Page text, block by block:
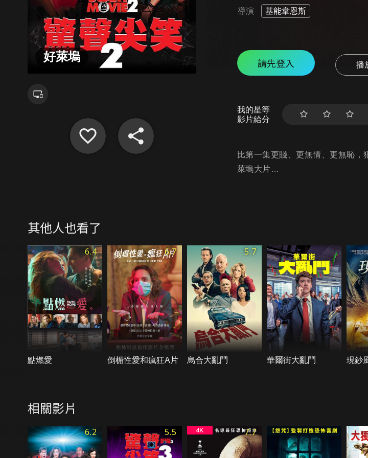
好萊塢
導演 基能韋恩斯
請先登入 播
我的星等
影片給分
比第一集更賤、更無情、更無恥
萊塢大片…
其他人也看了
6.4
點燃愛
6.7
倒楣性愛和瘋狂A片
5.7
烏合大亂鬥 華爾街大亂鬥 現鈔
相關影片
6.2 5.5 7.7